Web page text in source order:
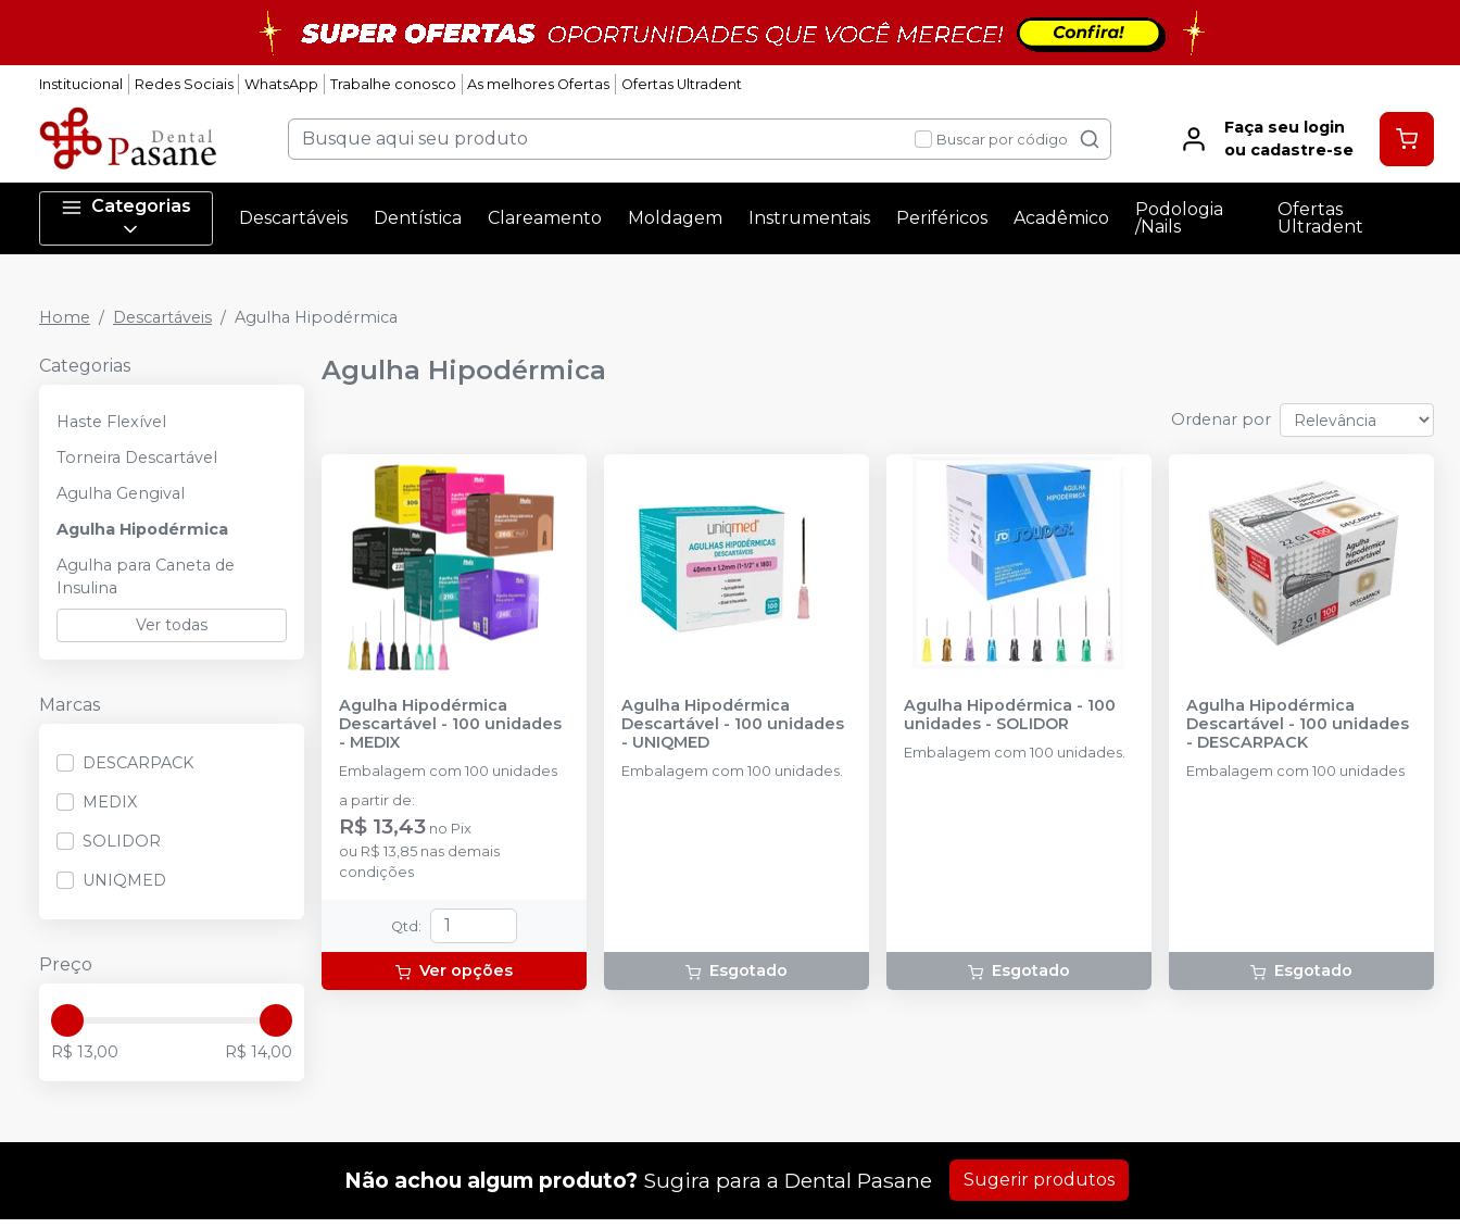
Institucional Redes Sociais WhatsApp Trabalhe conosco As melhores Ofertas Ofertas Ultradent
Buscar por código
Faça seu login
ou cadastre-se
Categorias
Descartáveis Dentística Clareamento Moldagem Instrumentais Periféricos Acadêmico
Podologia
/Nails
Ofertas
Ultradent
Home Descartáveis Agulha Hipodérmica
Categorias
Haste Flexível
Torneira Descartável
Agulha Gengival
Agulha Hipodérmica
Agulha para Caneta de
Insulina
Ver todas
Marcas
DESCARPACK
MEDIX
SOLIDOR
UNIQMED
Preço
R$ 13,00 R$ 14,00
Agulha Hipodérmica
Ordenar por
Agulha Hipodérmica
Descartável - 100 unidades
- MEDIX
Embalagem com 100 unidades
a partir de:
R$ 13,43 no Pix
ou R$ 13,85 nas demais
condições
Qtd:
Ver opções
Agulha Hipodérmica
Descartável - 100 unidades
- UNIQMED
Embalagem com 100 unidades.
Esgotado
Agulha Hipodérmica - 100
unidades - SOLIDOR
Embalagem com 100 unidades.
Esgotado
Agulha Hipodérmica
Descartável - 100 unidades
- DESCARPACK
Embalagem com 100 unidades
Esgotado
Não achou algum produto? Sugira para a Dental Pasane Sugerir produtos